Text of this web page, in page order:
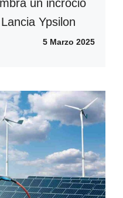
un incrocio
Ypsilon
5 Marzo 2025